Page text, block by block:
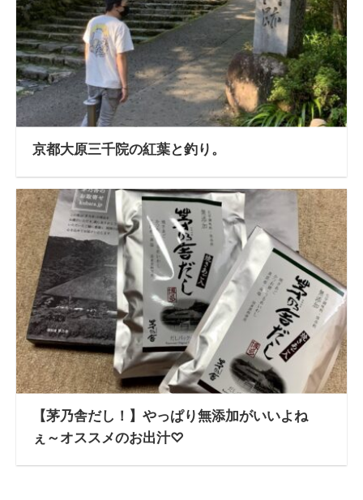
京都大原三千院の紅葉と釣り。
【茅乃舎だし！】やっぱり無添加がいいよね
ぇ～オススメのお出汁♡